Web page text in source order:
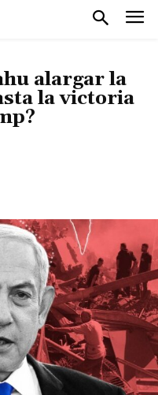
alargar la
la victoria